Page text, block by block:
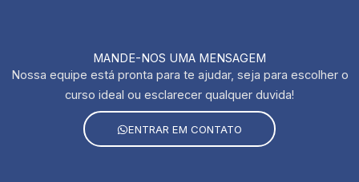
MANDE-NOS UMA MENSAGEM
Nossa equipe está pronta para te ajudar, seja para escolher o
curso ideal ou esclarecer qualquer duvida!
ENTRAR EM CONTATO